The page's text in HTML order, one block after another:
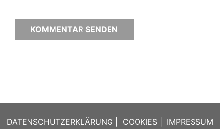
DATENSCHUTZERKLÄRUNG COOKIES IMPRESSUM